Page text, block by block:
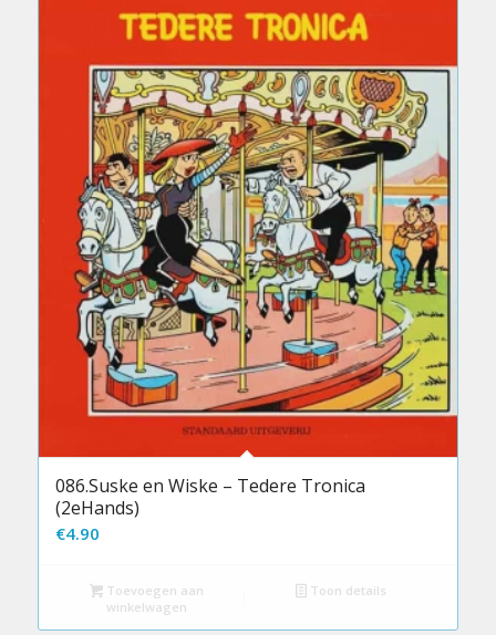
086.Suske en Wiske – Tedere Tronica
(2eHands)
€4.90
Toevoegen aan
winkelwagen
Toon details